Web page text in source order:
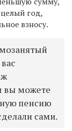
год,
взносу.
вы можете
пенсию
сами.